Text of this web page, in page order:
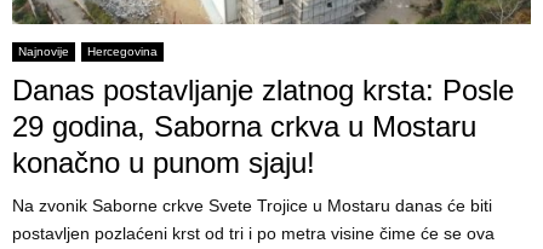
Najnovije Hercegovina
Danas postavljanje zlatnog krsta: Posle
29 godina, Saborna crkva u Mostaru
konačno u punom sjaju!
Na zvonik Saborne crkve Svete Trojice u Mostaru danas će biti
postavljen pozlaćeni krst od tri i po metra visine čime će se ova